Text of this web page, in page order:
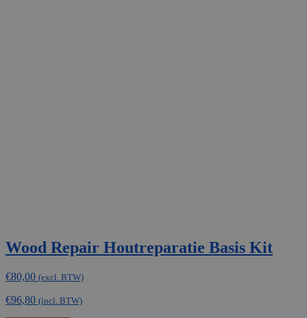
Wood Repair Houtreparatie Basis Kit
€80,00 (excl. BTW)
€96,80 (incl. BTW)